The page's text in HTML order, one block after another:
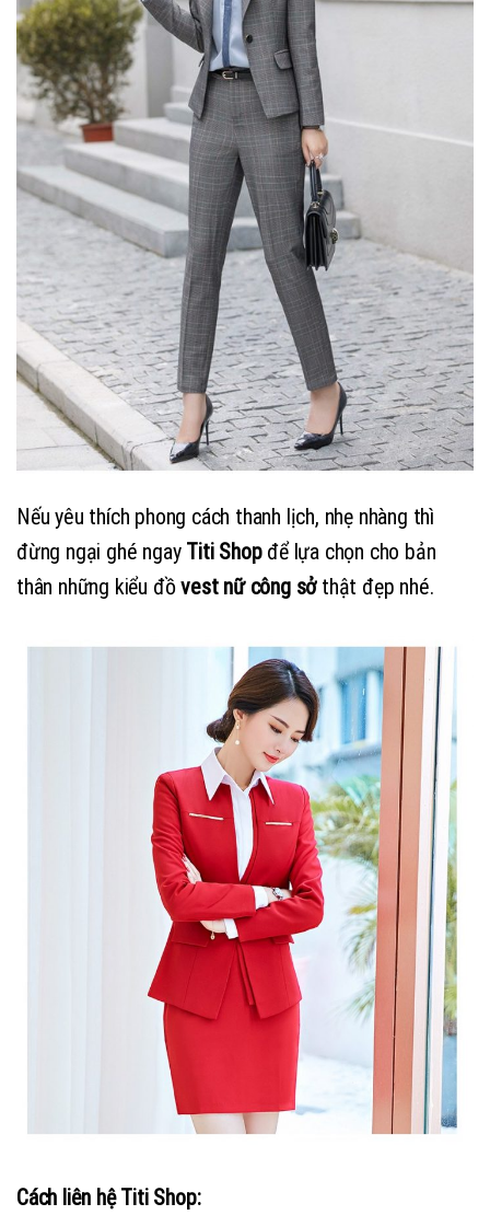
Nếu yêu thích phong cách thanh lịch, nhẹ nhàng thì
đừng ngại ghé ngay Titi Shopđể lựa chọn cho bản
thân những kiểu đồvest nữ công sởthật đẹp nhé.
Cách liên hệ Titi Shop: